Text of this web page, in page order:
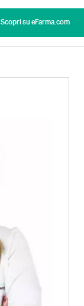
Scopri su eFarma.com